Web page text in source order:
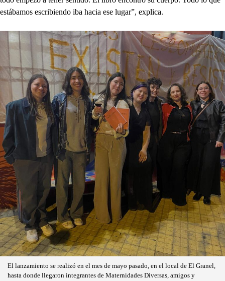
estábamos escribiendo iba hacia ese lugar”, explica.
El lanzamiento se realizó en el mes de mayo pasado, en el local de El Granel,
hasta donde llegaron integrantes de Maternidades Diversas, amigos y